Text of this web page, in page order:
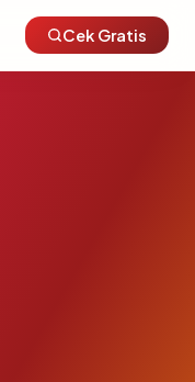
Cek Gratis